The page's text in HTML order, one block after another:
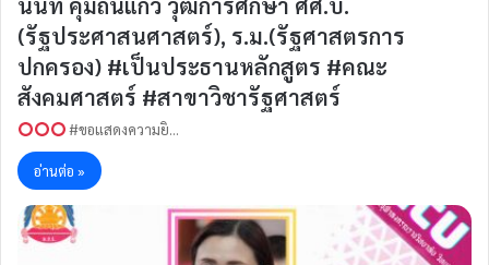
(รัฐประศาสนศาสตร์), ร.ม.(รัฐศาสตรการ
ปกครอง) #เป็นประธานหลักสูตร #คณะ
สังคมศาสตร์ #สาขาวิชารัฐศาสตร์
#ขอแสดงความยิ…
อ่านต่อ »